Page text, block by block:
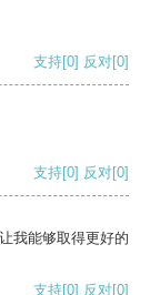
支持[0] 反对[0]
支持[0] 反对[0]
我能够取得更好的
支持[0] 反对[0]